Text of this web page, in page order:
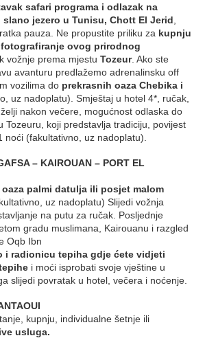
safari programa i odlazak na
jezero u Tunisu, Chott El Jerid
pauza. Ne propustite priliku za kupnju
ovog prirodnog
vožnje prema mjestu Tozeur. Ako ste
avanturu predlažemo adrenalinsku off
vozilima do prekrasnih oaza Chebika i
uz nadoplatu). Smještaj u hotel 4*, ručak,
nakon večere, mogućnost odlaska do
Tozeuru, koji predstavlja tradiciju, povijest
noći (fakultativno, uz nadoplatu).
– KAIROUAN – PORT EL
oaza palmi datulja ili posjet malom
uz nadoplatu) Slijedi vožnja
na putu za ručak. Posljednje
gradu muslimana, Kairouanu i razgled
Oqb Ibn
i radionicu tepiha gdje ćete vidjeti
i moći isprobati svoje vještine u
slijedi povratak u hotel, večera i noćenje.
kupnju, individualne šetnje ili
usluga.